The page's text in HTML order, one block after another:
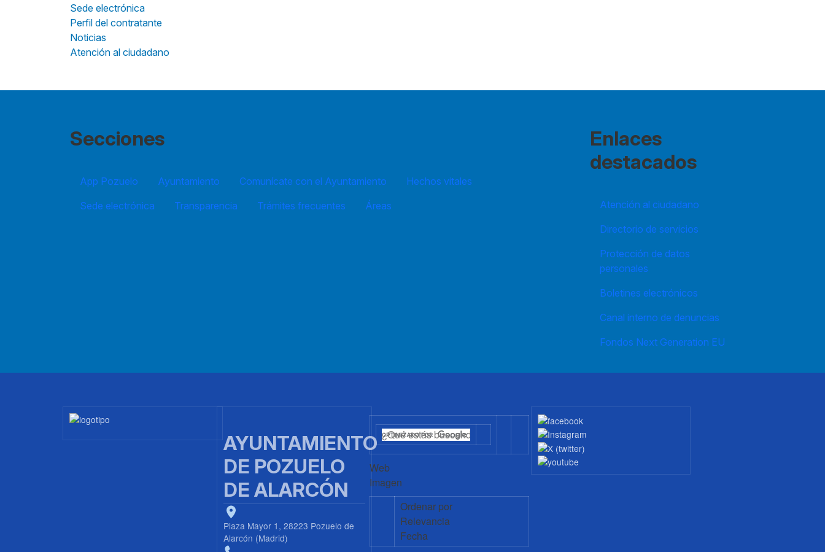
Sede electrónica
Perfil del contratante
Noticias
Atención al ciudadano
Secciones
App Pozuelo Ayuntamiento Comunícate con el Ayuntamiento
Hechos vitales
Sede electrónica
Transparencia Trámites frecuentes Áreas
Enlaces
destacados
Atención al ciudadano
Directorio de servicios
Protección de datos
personales
Boletines electrónicos
Canal interno de denuncias
Fondos Next Generation EU
Imagen
AYUNTAMIENTO
DE POZUELO
DE ALARCÓN
Plaza Mayor 1, 28223 Pozuelo de
Alarcón (Madrid)
Web
Imagen
Ordenar por
Relevancia
Fecha